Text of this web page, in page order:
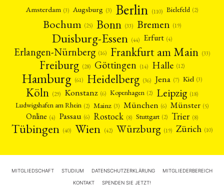
Amsterdam (3) Augsburg (3) Berlin (110) Bielefeld (2)
Bochum (25) Bonn (33) Bremen (19)
Duisburg-Essen (44) Erfurt (4)
Erlangen-Nürnberg (16) Frankfurt am Main (33)
Freiburg (28) Göttingen (14) Halle (12)
Hamburg (61) Heidelberg (36) Jena (7) Kiel (3)
Köln (29) Konstanz (6) Kopenhagen (2) Leipzig (18)
Ludwigshafen am Rhein (2) Mainz (3) München (6) Münster (5)
Online (4) Passau (6) Rostock (8) Stuttgart (2) Trier (8)
Tübingen (40) Wien (42) Würzburg (19) Zürich (10)
MITGLIEDSCHAFT STUDIUM DATENSCHUTZERKLÄRUNG MITGLIEDERBEREICH
KONTAKT SPENDEN SIE JETZT!